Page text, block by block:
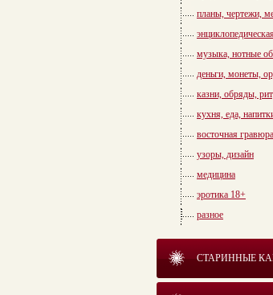
планы, чертежи,
музыка, нотные
деньги, монеты,
казни, обряды,
кухня, еда,
восточная гравюра
узоры, дизайн
медицина
эротика 18+
разное
СТАРИННЫЕ